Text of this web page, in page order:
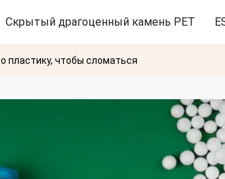
Скрытый драгоценный камень PET
пластику, чтобы сломаться